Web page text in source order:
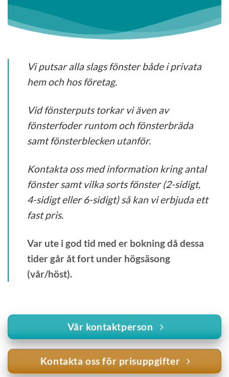
Vi putsar alla slags fönster både i privata
hem och hos företag.
Vid fönsterputs torkar vi även av
fönsterfoder runtom och fönsterbräda
samt fönsterblecken utanför.
Kontakta oss med information kring antal
fönster samt vilka sorts fönster (2-sidigt,
4-sidigt eller 6-sidigt) så kan vi erbjuda ett
fast pris.
Var ute i god tid med er bokning då dessa
tider går åt fort under högsäsong
(vår/höst).
Vår kontaktperson
Kontakta oss för prisuppgifter